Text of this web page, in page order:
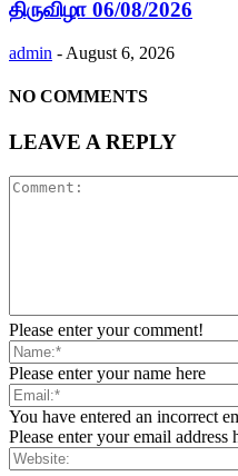
திருவிழா 06/08/2026
admin - August 6, 2026
NO COMMENTS
LEAVE A REPLY
Please enter your comment!
Please enter your name here
You have entered an incorrect
Please enter your email address